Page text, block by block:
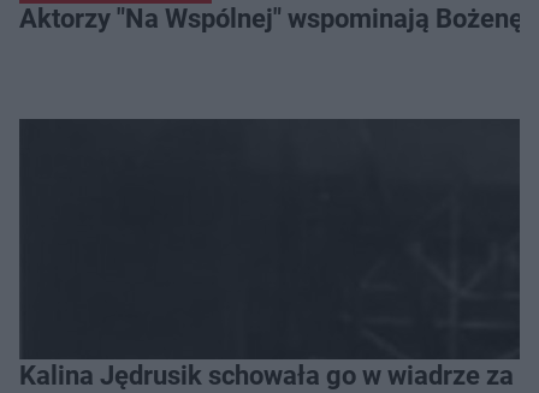
Aktorzy "Na Wspólnej" wspominają Bożenę
Kalina Jędrusik schowała go w wiadrze za